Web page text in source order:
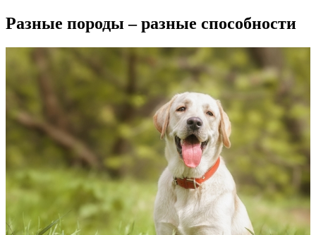
Разные породы – разные способности